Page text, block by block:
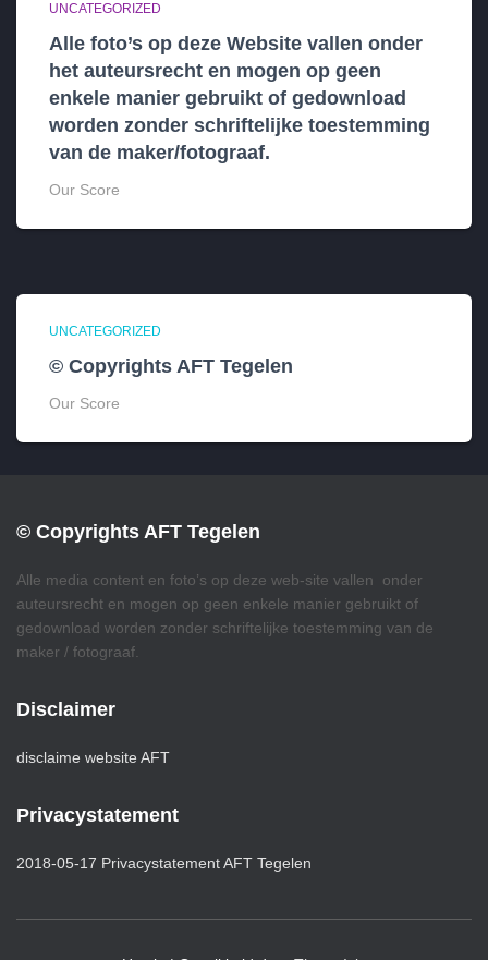
UNCATEGORIZED
Alle foto’s op deze Website vallen onder
het auteursrecht en mogen op geen
enkele manier gebruikt of gedownload
worden zonder schriftelijke toestemming
van de maker/fotograaf.
Our Score
UNCATEGORIZED
© Copyrights AFT Tegelen
Our Score
© Copyrights AFT Tegelen
Alle media content en foto’s op deze web-site vallen onder
auteursrecht en mogen op geen enkele manier gebruikt of
gedownload worden zonder schriftelijke toestemming van de
maker / fotograaf.
Disclaimer
disclaime website AFT
Privacystatement
2018-05-17 Privacystatement AFT Tegelen